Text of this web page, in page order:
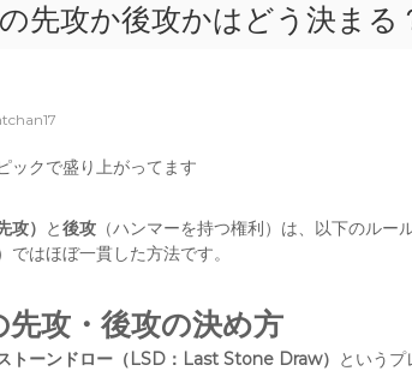
先攻か後攻かはどう決まる
クで盛り上がってます
攻） と後攻 （ハンマーを持つ権利）は、以下のル
ではほぼ一貫した方法です。
先攻・後攻の決め方
トーンドロー（LSD：Last Stone Draw） という